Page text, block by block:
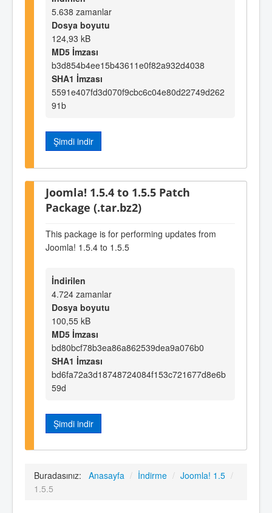
5.638 zamanlar
Dosya boyutu
124,93 kB
MD5 İmzası
b3d854b4ee15b43611e0f82a932d4038
SHA1 İmzası
5591e407fd3d070f9cbc6c04e80d22749d262
91b
Şimdi indir
Joomla! 1.5.4 to 1.5.5 Patch
Package (.tar.bz2)
This package is for performing updates from
Joomla! 1.5.4 to 1.5.5
İndirilen
4.724 zamanlar
Dosya boyutu
100,55 kB
MD5 İmzası
bd80bcf78b3ea86a862539dea9a076b0
SHA1 İmzası
bd6fa72a3d18748724084f153c721677d8e6b
59d
Şimdi indir
Buradasınız: Anasayfa / İndirme / Joomla! 1.5 /
1.5.5